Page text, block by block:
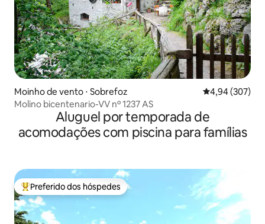
Moinho de vento ⋅ Sobrefoz 4,94 de uma
4,94 (307)
Molino bicentenario-VV nº 1237 AS
Aluguel por temporada de
acomodações com piscina para famílias
Entre os melhores preferidos dos hóspedes
Preferido dos hóspedes